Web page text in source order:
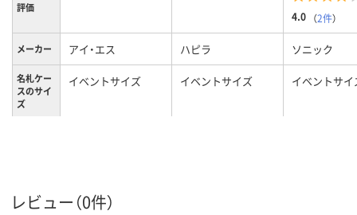
評価
4.0 （2件）
メーカー アイ・エス ハピラ ソニック
名札ケー
スのサイ
ズ
イベントサイズ イベントサイズ イベントサイ
レビュー（0件）